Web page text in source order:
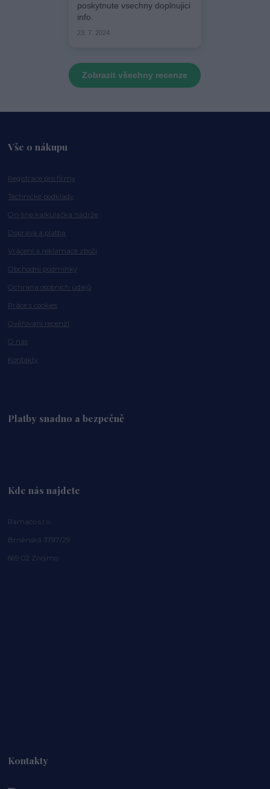
poskytnute vsechny doplnujici
info.
23. 7. 2024
Zobrazit všechny recenze
Vše o nákupu
Registrace pro firmy
Technické podklady
On-line kalkulačka nádrže
Doprava a platba
Vrácení a reklamace zboží
Obchodní podmínky
Ochrana osobních údajů
Práce s cookies
Ověřování recenzí
O nás
Kontakty
Platby snadno a bezpečně
Kde nás najdete
Ramaco s.r.o.
Brněnská 3797/29
669 02 Znojmo
Kontakty